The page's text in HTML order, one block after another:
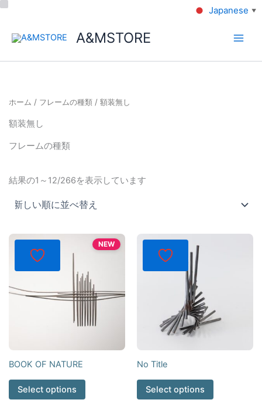
A&MSTORE
ホーム / フレームの種類 / 額装無し
額装無し
フレームの種類
結果の1～12/266を表示しています
NEW
BOOK OF NATURE
Select options
No Title
Select options
Japanese ▼